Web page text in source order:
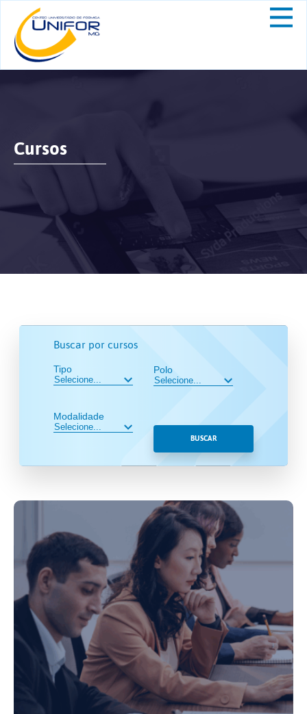
Cursos
Buscar por cursos
Tipo
Modalidade
Polo
BUSCAR